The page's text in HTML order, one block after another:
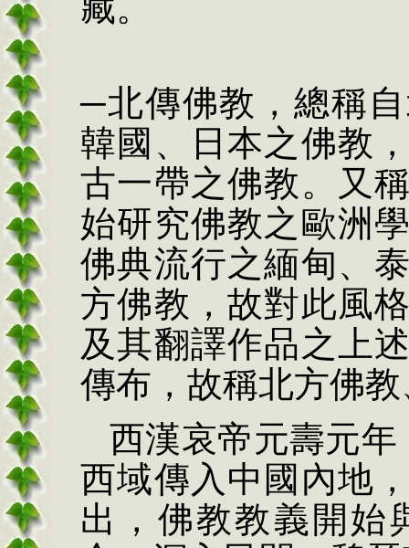
─北傳佛教，總稱
韓國、日本之佛教
古一帶之佛教。又
始研究佛教之歐洲
佛典流行之緬甸、
方佛教，故對此風
及其翻譯作品之上
傳布，故稱北方佛
西漢哀帝元壽元年
西域傳入中國內地
出，佛教教義開始